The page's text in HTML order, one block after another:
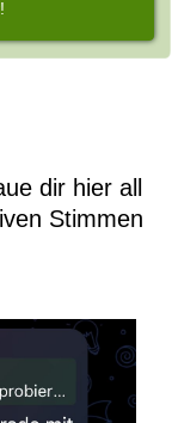
dir hier all
Stimmen